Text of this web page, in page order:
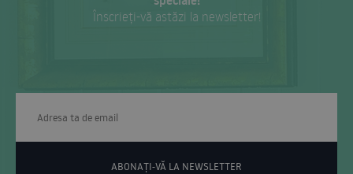
Înscrieți-vă astăzi la newsletter!
ABONAȚI-VĂ LA NEWSLETTER